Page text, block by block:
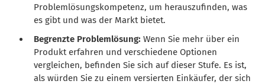
Problemlösungskompetenz, um herauszufinden, was
es gibt und was der Markt bietet.
Begrenzte Problemlösung: Wenn Sie mehr über ein
Produkt erfahren und verschiedene Optionen
vergleichen, befinden Sie sich auf dieser Stufe. Es ist,
als würden Sie zu einem versierten Einkäufer, der sich